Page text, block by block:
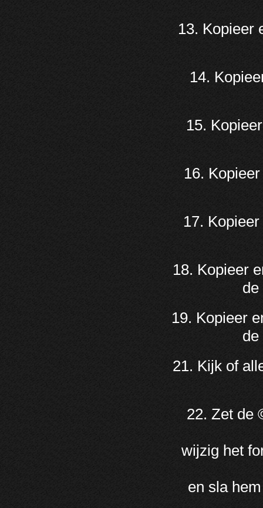
13. Kopieer
14.
15.
16.
17.
18. Kopieer
de
19. Kopieer
de
21. Kijk of
22. Zet de
wijzig het
en sla